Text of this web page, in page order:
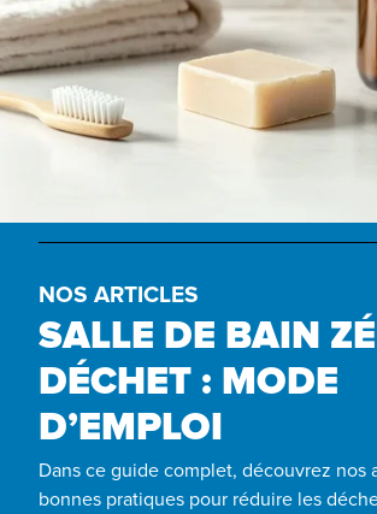
NOS ARTICLES
SALLE DE BAIN
DÉCHET : MODE
D’EMPLOI
Dans ce guide complet, découvrez nos
bonnes pratiques pour réduire les